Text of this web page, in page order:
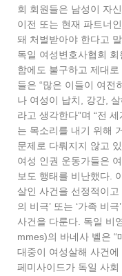
회 회원들은 남성이 자
이전 또는 현재 파트너
돼 처벌받아야 한다고 말
독일 여성변호사협회
함에도 불구하고 제대
들은 “많은 이들이 여전
나 여성이 납치, 강간,
라고 생각한다”며 “전
는 목소리를 내기 위해
문제로 다뤄지지 않고
여성 인권 운동가들은
보도 행태를 비난했다.
살인 사건을 선정적이고
의 비극’ 또는 ‘가족 비
사건을 다룬다. 독일 비
mmes)의 바네사 벨은 “
대중이 여성살해 사건에
페미사이드가 독일 사